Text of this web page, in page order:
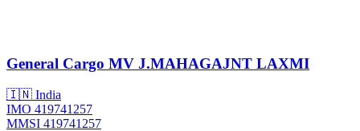
General Cargo MV J.MAHAGAJNT LAXMI
🇮🇳 India
IMO 419741257
MMSI 419741257